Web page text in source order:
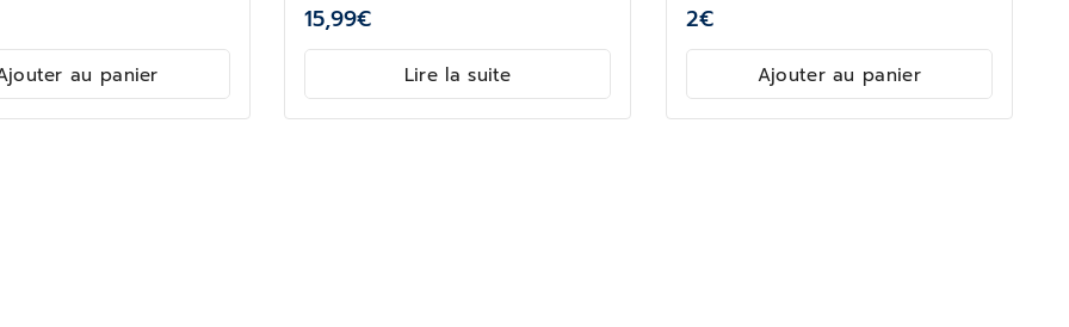
au panier
15,99€
Lire la suite
2€
Ajouter au panier